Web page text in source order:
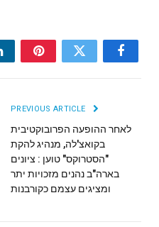
Facebook
Twitter
לאחר ההופעה הפרובוקטיבית
בקואצ'לה, מנהיג להקת
"הסטרוקס" טוען : ציונים
בארה"ב נהנים מזכויות יתר
ומציגים עצמם כקורבנות